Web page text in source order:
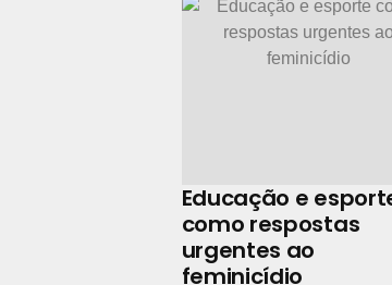
Educação e
como respostas
urgentes ao
feminicídio